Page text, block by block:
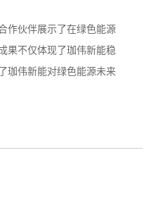
作伙伴展示了在绿色能源
果不仅体现了珈伟新能稳
珈伟新能对绿色能源未来